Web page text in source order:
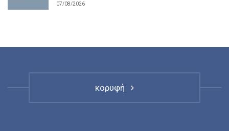
07/08/2026
κορυφή